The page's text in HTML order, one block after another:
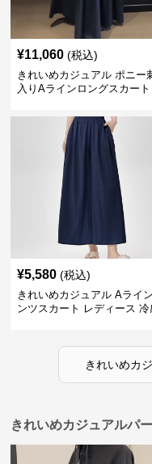
¥11,060 (税込)
きれいめカジュアル ポニー
入りAラインロングスカー
夏 着回し自在 美シルエット
¥5,580 (税込)
きれいめカジュアル Aライ
ンツスカート レディース 冷
きれいめカ
きれいめカジュアルパ